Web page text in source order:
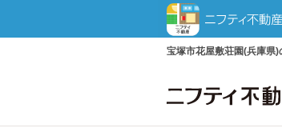
宝塚市花屋敷荘園(兵庫県